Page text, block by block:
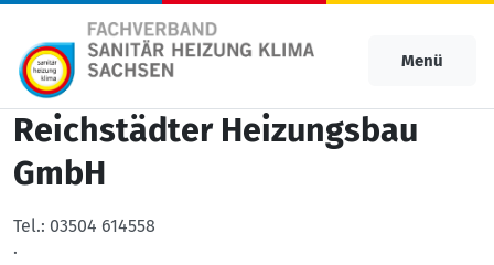
Menü
Reichstädter Heizungsbau
GmbH
Tel.: 03504 614558
·